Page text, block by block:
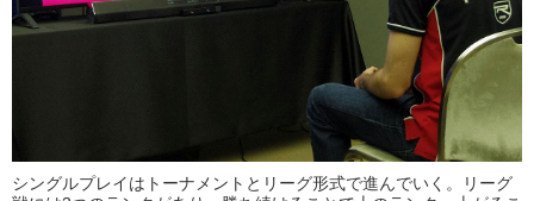
シングルプレイはトーナメントとリーグ形式で進んでいく。リーグ